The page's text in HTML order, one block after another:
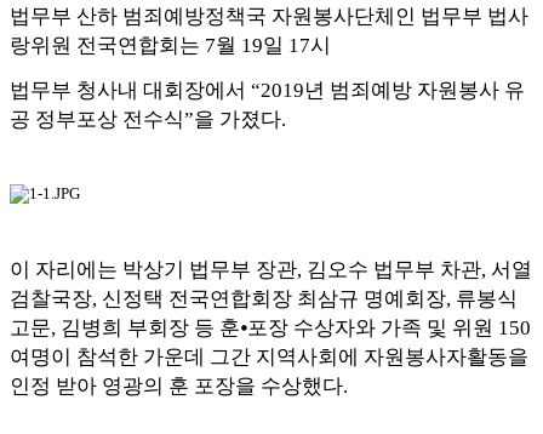
법무부 산하 범죄예방정책국 자원봉사단체인 법무부 법사
랑위원 전국연합회는 7월 19일 17시
법무부 청사내 대회장에서 “2019년 범죄예방 자원봉사 유
공 정부포상 전수식”을 가졌다.
이 자리에는 박상기 법무부 장관, 김오수 법무부 차관, 서열
검찰국장, 신정택 전국연합회장 최삼규 명예회장, 류봉식
고문, 김병희 부회장 등 훈⦁포장 수상자와 가족 및 위원 150
여명이 참석한 가운데 그간 지역사회에 자원봉사자활동을
인정 받아 영광의 훈 포장을 수상했다.